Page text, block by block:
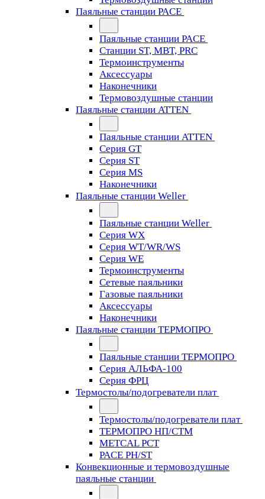
Паяльные станции PACE
Паяльные станции PACE
Станции ST, MBT, PRC
Термоинструменты
Аксессуары
Наконечники
Термовоздушные станции
Паяльные станции ATTEN
Паяльные станции ATTEN
Серия GT
Серия ST
Серия MS
Наконечники
Паяльные станции Weller
Паяльные станции Weller
Серия WX
Серия WT/WR/WS
Серия WE
Термоинструменты
Сетевые паяльники
Газовые паяльники
Аксессуары
Наконечники
Паяльные станции ТЕРМОПРО
Паяльные станции ТЕРМОПРО
Серия АЛЬФА-100
Серия ФРЦ
Термостолы/подогреватели плат
Термостолы/подогреватели плат
ТЕРМОПРО НП/СТМ
METCAL PCT
PACE PH/ST
Конвекционные и термовоздушные
паяльные станции